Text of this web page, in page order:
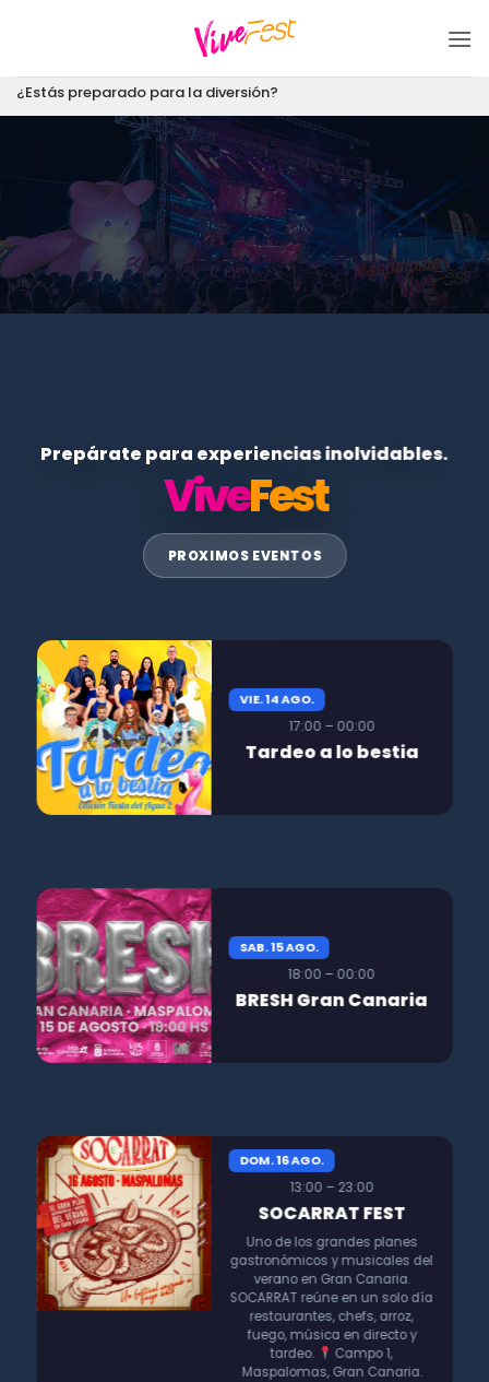
¿Estás preparado para la diversión?
Prepárate para experiencias inolvidables.
ViveFest
PROXIMOS EVENTOS
VIE. 14 AGO.
17:00 – 00:00
Tardeo a lo bestia
SAB. 15 AGO.
18:00 – 00:00
BRESH Gran Canaria
DOM. 16 AGO.
13:00 – 23:00
SOCARRAT FEST
Uno de los grandes planes
gastronómicos y musicales del
verano en Gran Canaria.
SOCARRAT reúne en un solo día
restaurantes, chefs, arroz,
fuego, música en directo y
tardeo.
Campo 1,
Maspalomas, Gran Canaria.